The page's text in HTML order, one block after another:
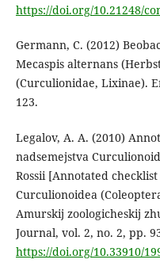
https://doi.org/10.21248/
Germann, C. (2012)
Mecaspis alternans
(Curculionidae, Lixinae).
123.
Legalov, A. A. (2010)
nadsemejstva
Rossii [Annotated
Curculionoidea
Amurskij zoologicheskij
Journal, vol. 2, no. 2, pp.
https://doi.org/10.33910/